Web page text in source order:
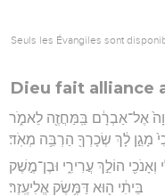
Seuls les Évangiles sont
Dieu fait alliance
אֶל־אַבְרָ֔ם בַּֽמַּחֲזֶ֖ה לֵאמֹ֑ר
מָגֵ֣ן לָ֔ךְ שְׂכָרְךָ֖ הַרְבֵּ֥ה מְאֹֽד׃
הוֹלֵ֣ךְ עֲרִירִ֑י וּבֶן־מֶ֣שֶׁק
בֵּיתִ֔י ה֖וּא דַּמֶּ֥שֶׂק אֱלִיעֶֽזֶר׃